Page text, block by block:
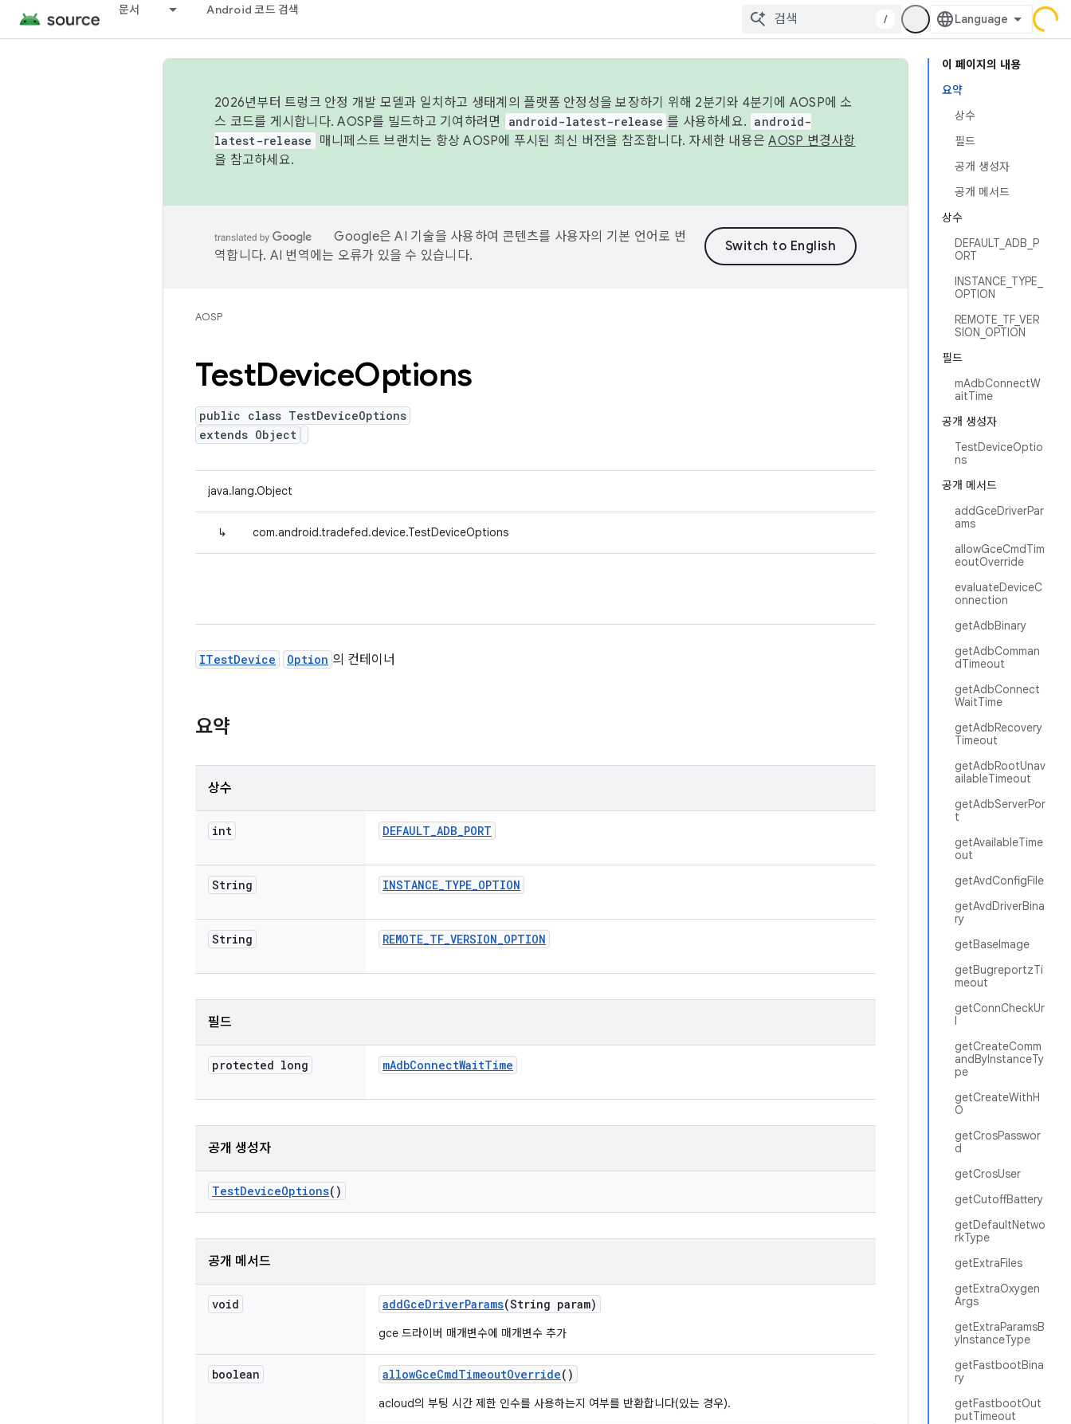
문서 Android 코드 검색
/
이 페이지의 내용
요약
상수
필드
공개 생성자
공개 메서드
상수
DEFAULT_ADB_P
ORT
INSTANCE_TYPE_
OPTION
REMOTE_TF_VER
SION_OPTION
필드
mAdbConnectW
aitTime
공개 생성자
TestDeviceOptio
ns
공개 메서드
addGceDriverPar
ams
allowGceCmdTim
eoutOverride
evaluateDeviceC
onnection
getAdbBinary
getAdbComman
dTimeout
getAdbConnect
WaitTime
getAdbRecovery
Timeout
getAdbRootUnav
ailableTimeout
getAdbServerPor
t
getAvailableTime
out
getAvdConfigFile
getAvdDriverBina
ry
getBaseImage
getBugreportzTi
meout
getConnCheckUr
l
getCreateComm
andByInstanceTy
pe
getCreateWithH
O
getCrosPasswor
d
getCrosUser
getCutoffBattery
getDefaultNetwo
rkType
getExtraFiles
getExtraOxygen
Args
getExtraParamsB
yInstanceType
getFastbootBina
ry
getFastbootOut
putTimeout
2026년부터 트렁크 안정 개발 모델과 일치하고 생태계의 플랫폼 안정성을 보장하기 위해 2분기와 4분기에 AOSP에 소
스 코드를 게시합니다. AOSP를 빌드하고 기여하려면
android-latest-release 를 사용하세요. android-
latest-release
매니페스트 브랜치는 항상 AOSP에 푸시된 최신 버전을 참조합니다. 자세한 내용은AOSP 변경사항
을 참고하세요.
Google은 AI 기술을 사용하여 콘텐츠를 사용자의 기본 언어로 번
역합니다. AI 번역에는 오류가 있을 수 있습니다.
AOSP
TestDeviceOptions
public class TestDeviceOptions
extends Object
java.lang.Object
↳ com.android.tradefed.device.TestDeviceOptions
ITestDevice Option 의 컨테이너
요약
상수
int DEFAULT_ADB_PORT
String INSTANCE_TYPE_OPTION
String REMOTE_TF_VERSION_OPTION
필드
protected long mAdbConnectWaitTime
공개 생성자
TestDeviceOptions()
공개 메서드
void addGceDriverParams(String param)
gce 드라이버 매개변수에 매개변수 추가
boolean allowGceCmdTimeoutOverride()
acloud의 부팅 시간 제한 인수를 사용하는지 여부를 반환합니다(있는 경우).